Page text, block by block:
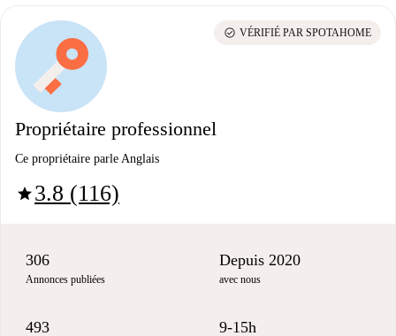
Propriétaire professionnel
Ce propriétaire parle Anglais
star3.8 (116)
check_circle VÉRIFIÉ PAR SPOTAHOME
306
Annonces publiées
Depuis 2020
avec nous
493 9-15h